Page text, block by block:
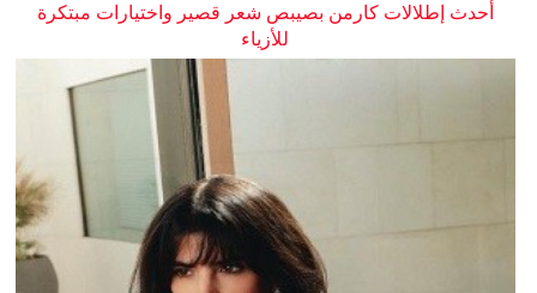
أحدث إطلالات كارمن بصيبص شعر قصير واختيارات مبتكرة
للأزياء